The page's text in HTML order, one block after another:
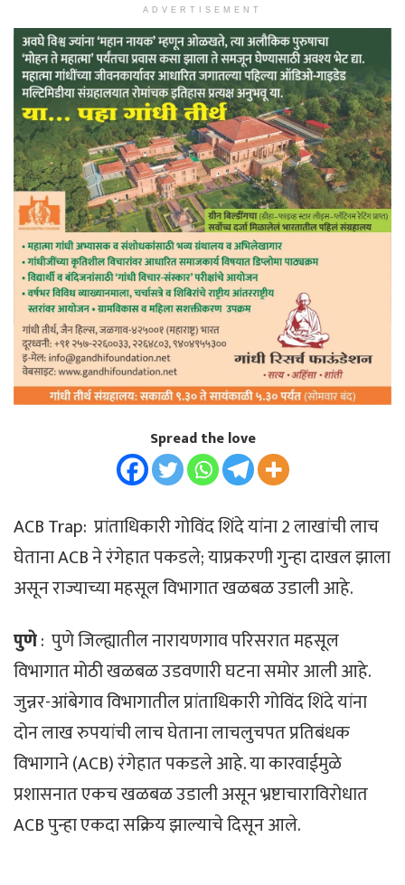
ADVERTISEMENT
Spread the love
ACB Trap: प्रांताधिकारी गोविंद शिंदे यांना 2 लाखांची लाच
घेताना ACB ने रंगेहात पकडले; याप्रकरणी गुन्हा दाखल झाला
असून राज्याच्या महसूल विभागात खळबळ उडाली आहे.
पुणे: पुणे जिल्ह्यातील नारायणगाव परिसरात महसूल
विभागात मोठी खळबळ उडवणारी घटना समोर आली आहे.
जुन्नर-आंबेगाव विभागातील प्रांताधिकारी गोविंद शिंदे यांना
दोन लाख रुपयांची लाच घेताना लाचलुचपत प्रतिबंधक
विभागाने (ACB) रंगेहात पकडले आहे. या कारवाईमुळे
प्रशासनात एकच खळबळ उडाली असून भ्रष्टाचाराविरोधात
ACB पुन्हा एकदा सक्रिय झाल्याचे दिसून आले.